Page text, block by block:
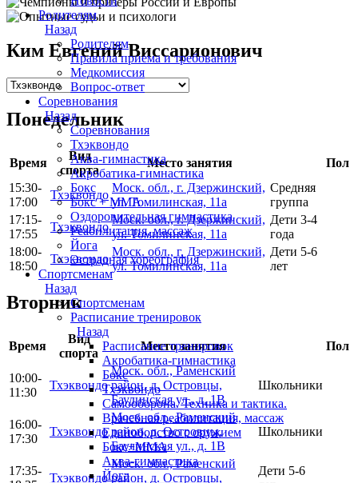
Родителям
Назад
Родителям
Правила приема и требования
Медкомиссия
Вопрос-ответ
Соревнования
Назад
Соревнования
Тхэквондо
Аква-гимнастика
Акробатика-гимнастика
Бокс
Бокс + MMA
Оздоровительная гимнастика
Реабилитация, массаж
Йога
Эстрадная хореография
Спортсменам
Назад
Спортсменам
Расписание тренировок
Назад
Расписание тренировок
Акробатика-гимнастика
Бокс
Тхэквондо
Самооборона. Техника и тактика.
Врачебная реабилитация, массаж
Единоборство с оружием
Бокс+MMA
Аква-гимнастика
Йога
Ким Евгений Виссарионович
Понедельник
Время
Вид
спорта
Место занятия
Пол
15:30-
17:00
Тхэквондо
Моск. обл., г. Дзержинский,
ул. Томилинская, 11а
Средняя
группа
17:15-
17:55
Тхэквондо
Моск. обл., г. Дзержинский,
ул. Томилинская, 11а
Дети 3-4
года
18:00-
18:50
Тхэквондо
Моск. обл., г. Дзержинский,
ул. Томилинская, 11а
Дети 5-6
лет
Вторник
Время
Вид
спорта
Место занятия Пол
10:00-
11:30
Тхэквондо
Моск. обл., Раменский
район, д. Островцы,
Баулинская ул., д. 1В
Школьники
16:00-
17:30
Тхэквондо
Моск. обл., Раменский
район, д. Островцы,
Баулинская ул., д. 1В
Школьники
17:35-
Тхэквондо
Моск. обл., Раменский
район, д. Островцы,
Дети 5-6